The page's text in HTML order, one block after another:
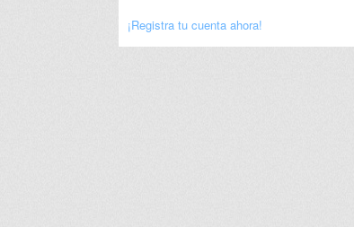
¡Registra tu cuenta ahora!